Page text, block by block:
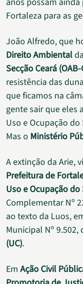
Fortaleza para as
João Alfredo, que
Direito Ambientalda
Secção Ceará (OAB-
resistência das
que ficamos na
gente sair que eles
Uso e Ocupação
Mas o Ministério
A extinção da Arie,
Prefeitura de
Uso e Ocupação
Complementar Nº
ao texto da Luos,
Municipal Nº 9.502,
(UC).
Em Ação Civil